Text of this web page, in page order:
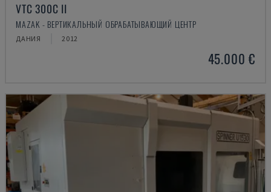
VTC 300C II
MAZAK - ВЕРТИКАЛЬНЫЙ ОБРАБАТЫВАЮЩИЙ ЦЕНТР
ДАНИЯ 2012
45.000 €